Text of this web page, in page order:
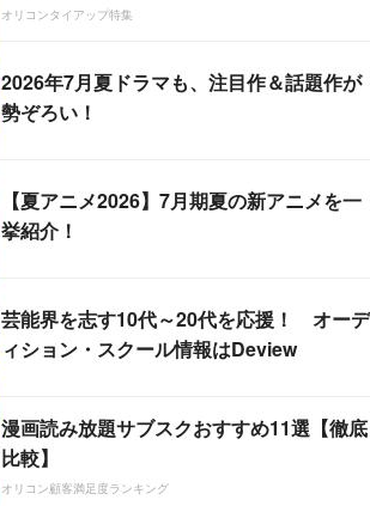
オリコンタイアップ特集
2026年7月夏ドラマも、注目作＆話題作が
勢ぞろい！
【夏アニメ2026】7月期夏の新アニメを一
挙紹介！
芸能界を志す10代～20代を応援！ オーデ
ィション・スクール情報はDeview
漫画読み放題サブスクおすすめ11選【徹底
比較】
オリコン顧客満足度ランキング